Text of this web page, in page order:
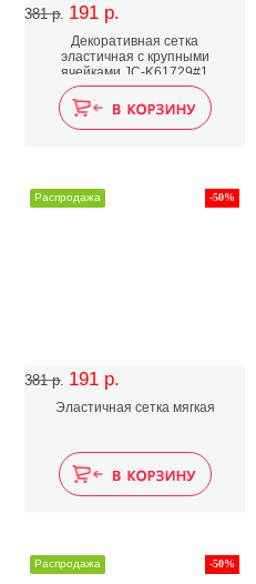
381 р. 191 р.
Декоративная сетка
эластичная с крупными
ячейками JC-K61729#1
381 р. 191 р.
-50%
Распродажа
Эластичная сетка мягкая
-50%
Распродажа